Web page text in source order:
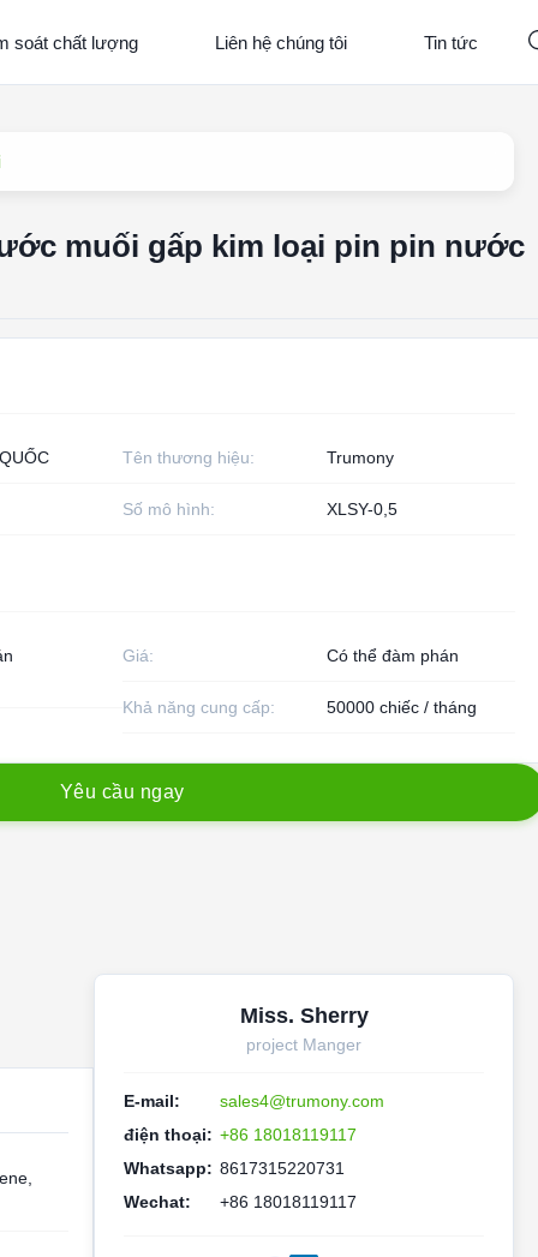
soát chất lượng Liên hệ chúng tôi Tin tức
muối gấp kim loại pin pin nước
Tên thương hiệu: Trumony
Số mô hình: XLSY-0,5
Giá: Có thể đàm phán
Khả năng cung cấp: 50000 chiếc / tháng
Yêu cầu ngay
Miss. Sherry
project Manger
E-mail:
sales4@trumony.com
điện thoại: +86 18018119117
Whatsapp: 8617315220731
Wechat:
+86 18018119117